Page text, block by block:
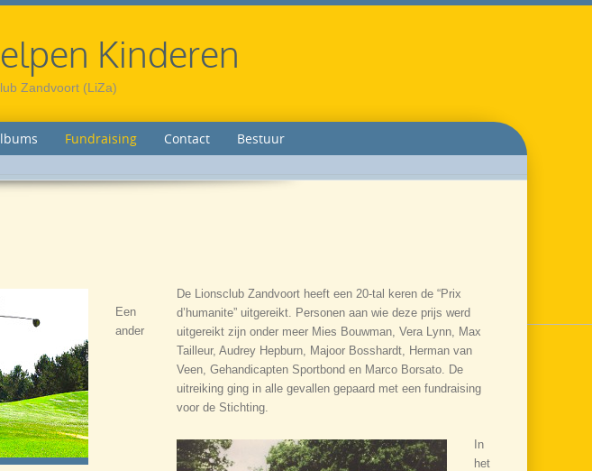
Kinderen
Zandvoort (LiZa)
Fundraising Contact Bestuur
Een
ander
De Lionsclub Zandvoort heeft een 20-tal keren de “Prix
d’humanite” uitgereikt. Personen aan wie deze prijs werd
uitgereikt zijn onder meer Mies Bouwman, Vera Lynn, Max
Tailleur, Audrey Hepburn, Majoor Bosshardt, Herman van
Veen, Gehandicapten Sportbond en Marco Borsato. De
uitreiking ging in alle gevallen gepaard met een fundraising
voor de Stichting.
In
het